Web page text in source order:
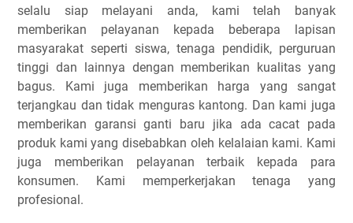
selalu siap melayani anda, kami telah banyak
memberikan pelayanan kepada beberapa lapisan
masyarakat seperti siswa, tenaga pendidik, perguruan
tinggi dan lainnya dengan memberikan kualitas yang
bagus. Kami juga memberikan harga yang sangat
terjangkau dan tidak menguras kantong. Dan kami juga
memberikan garansi ganti baru jika ada cacat pada
produk kami yang disebabkan oleh kelalaian kami. Kami
juga memberikan pelayanan terbaik kepada para
konsumen. Kami memperkerjakan tenaga yang
profesional.